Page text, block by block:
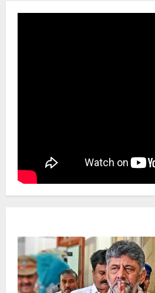
Newsbeat ಜಿಲ್ಲೆ ರಾಜಕೀಯ ರಾಜ್ಯ
ಡಿಕೆಶಿ ಜತೆ 14 ಮಂದಿ ಪ್ರಮಾಣವಚನ
ಸಂಭಾವ್ಯ ಸಚಿವರ ಫೈನಲ್ ಲಿಸ್ಟ್‌!